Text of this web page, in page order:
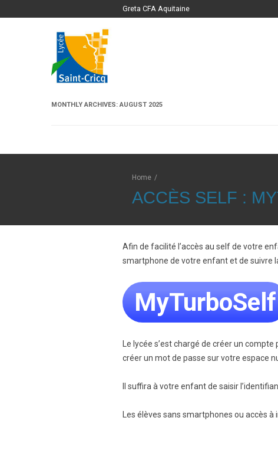
Greta CFA Aquitaine
MONTHLY ARCHIVES:AUGUST 2025
Home /
ACCÈS SELF :
Afin de facilité l’accès au self de votre
smartphone de votre enfant et de suivre
MyTurboSelf
Le lycée s’est chargé de créer un
créer un mot de passe sur votre espace
Il suffira à votre enfant de saisir
Les élèves sans smartphones ou accès